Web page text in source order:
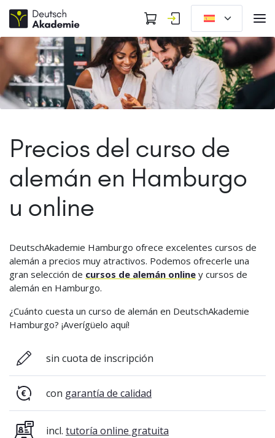
Precios del curso de
alemán en Hamburgo
u online
DeutschAkademie Hamburgo ofrece excelentes cursos de
alemán a precios muy atractivos. Podemos ofrecerle una
gran selección de cursos de alemán online y cursos de
alemán en Hamburgo.
¿Cuánto cuesta un curso de alemán en DeutschAkademie
Hamburgo? ¡Averígüelo aquí!
sin cuota de inscripción
con garantía de calidad
incl. tutoría online gratuita